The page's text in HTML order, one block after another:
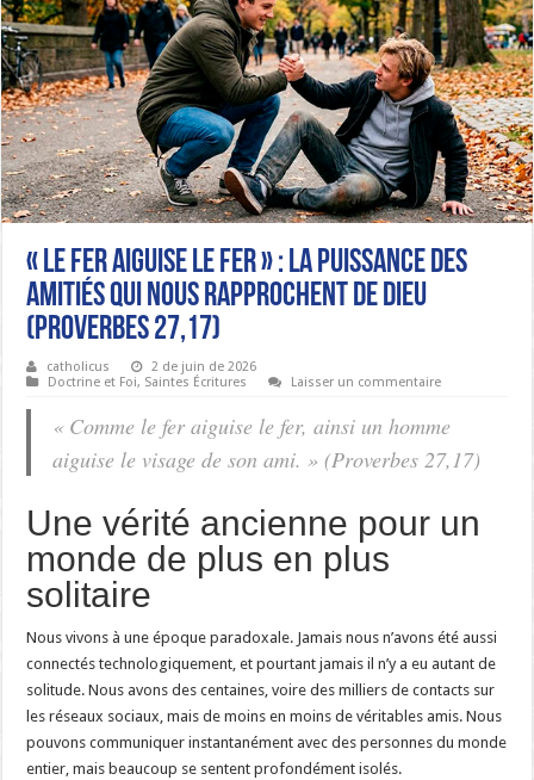
« LE FER AIGUISE LE FER » : LA PUISSANCE DES
AMITIÉS QUI NOUS RAPPROCHENT DE DIEU
(PROVERBES 27,17)
catholicus
2 de juin de 2026
Doctrine et Foi, Saintes Écritures Laisser un commentaire
« Comme le fer aiguise le fer, ainsi un homme
aiguise le visage de son ami. » (Proverbes 27,17)
Une vérité ancienne pour un
monde de plus en plus
solitaire
Nous vivons à une époque paradoxale. Jamais nous n’avons été aussi
connectés technologiquement, et pourtant jamais il n’y a eu autant de
solitude. Nous avons des centaines, voire des milliers de contacts sur
les réseaux sociaux, mais de moins en moins de véritables amis. Nous
pouvons communiquer instantanément avec des personnes du monde
entier, mais beaucoup se sentent profondément isolés.